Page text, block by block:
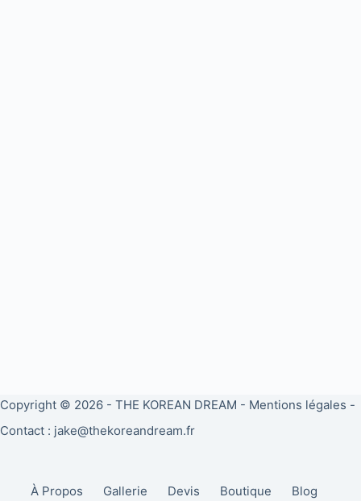
Copyright © 2026 - THE KOREAN DREAM - Mentions légales -
Contact : jake@thekoreandream.fr
À Propos Gallerie Devis Boutique Blog